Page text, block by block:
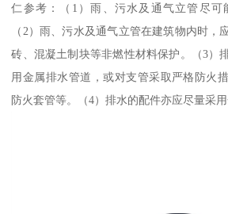
仁参考：（1）雨、污水及通气立管尽可
（2）雨、污水及通气立管在建筑物内时，
砖、混凝土制块等非燃性材料保护。（3）
用金属排水管道，或对支管采取严格防火
防火套管等。（4）排水的配件亦应尽量采用